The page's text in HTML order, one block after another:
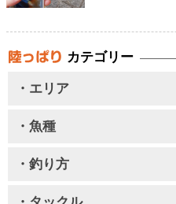
カテゴリー
・エリア
・魚種
・釣り方